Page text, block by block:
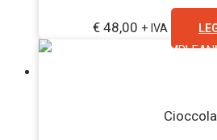
€ 48,00 + IVA